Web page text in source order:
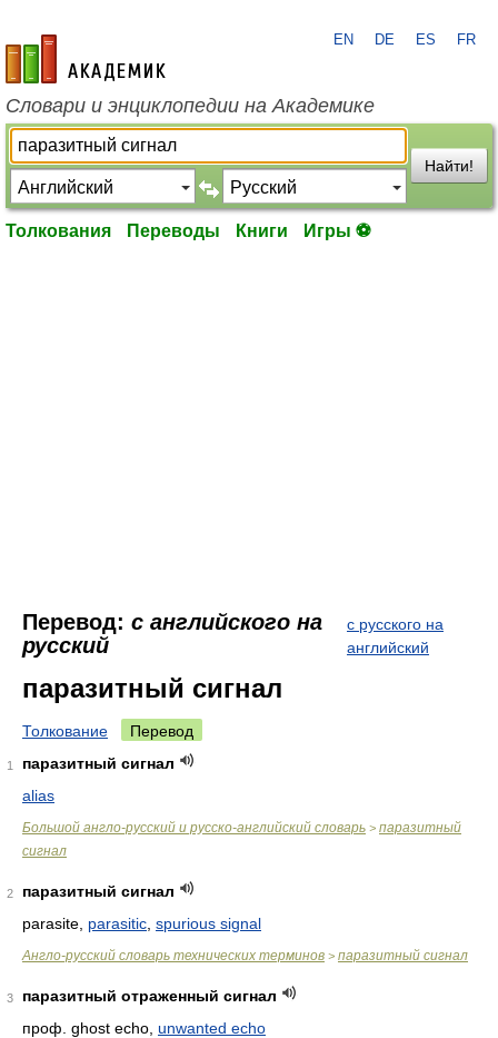
academic.ru
EN DE ES FR
Словари и энциклопедии на Академике
Найти!
Толкования Переводы Книги Игры ⚽
Перевод: с английского на
русский
с русского на
английский
паразитный сигнал
Толкование Перевод
1
паразитный сигнал
alias
Большой англо-русский и русско-английский словарь > паразитный
сигнал
2
паразитный сигнал
parasite, parasitic spurious signal
Англо-русский словарь технических терминов > паразитный сигнал
3
паразитный отраженный сигнал
проф. ghost echo, unwanted echo